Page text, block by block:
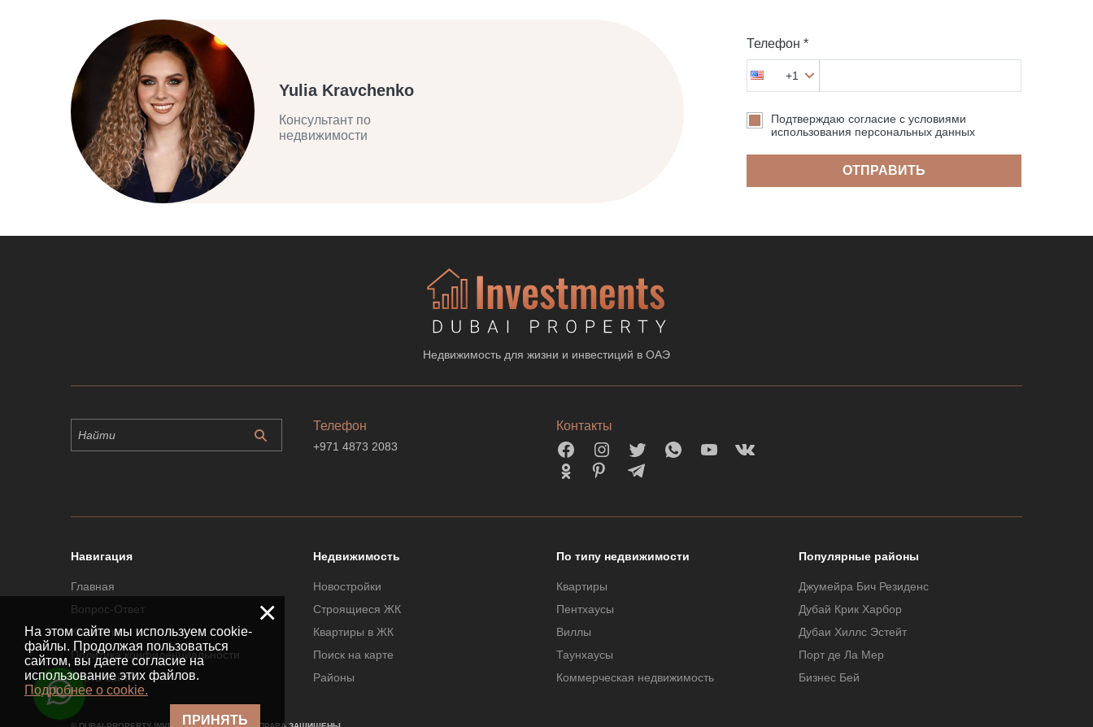
Yulia Kravchenko
Консультант по
недвижимости
Телефон *
+1
Подтверждаю согласие с условиями
использования персональных данных
ОТПРАВИТЬ
Недвижимость для жизни и инвестиций в ОАЭ
Телефон
+971 4873 2083
Контакты
Навигация
Главная
Вопрос-Ответ
Контакты
Политика конфиденциальности
Карта сайта
Недвижимость
Новостройки
Строящиеся ЖК
Квартиры в ЖК
Поиск на карте
Районы
По типу недвижимости
Квартиры
Пентхаусы
Виллы
Таунхаусы
Коммерческая недвижимость
Популярные районы
Джумейра Бич Резиденс
Дубай Крик Харбор
Дубаи Хиллс Эстейт
Порт де Ла Мер
Бизнес Бей
×
На этом сайте мы используем cookie-
файлы. Продолжая пользоваться
сайтом, вы даете согласие на
использование этих файлов.
Подробнее о cookie.
ПРИНЯТЬ